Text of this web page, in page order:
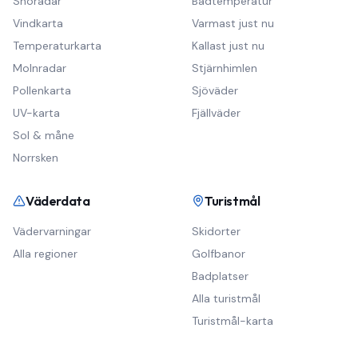
Vindkarta
Temperaturkarta
Molnradar
Pollenkarta
UV-karta
Sol & måne
Norrsken
Varmast just nu
Kallast just nu
Stjärnhimlen
Sjöväder
Fjällväder
Väderdata
Vädervarningar
Alla regioner
Turistmål
Skidorter
Golfbanor
Badplatser
Alla turistmål
Turistmål-karta